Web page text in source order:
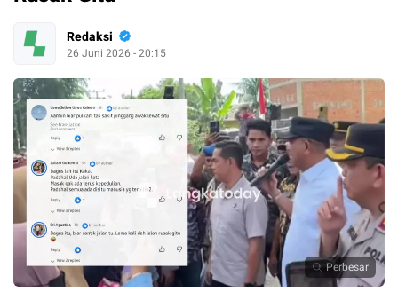
Redaksi
26 Juni 2026 - 20:15
Perbesar